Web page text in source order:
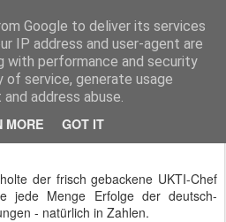
Google to deliver its services
IP address and user-agent are
with performance and security
service, generate usage
address abuse.
MORE GOT IT
GmbH Presseberichte zu Bundespolitik, Diplomatie, Sicherheitspolitik, Wirtschaft, Fahrzeugtechnik und IT - Pressedienst, Fachartikel, Bildredaktion, O-Ton-Videos
"Stolz auf diese Zahlen"
der frisch gebackene UKTI-Chef
jede Menge Erfolge der deutsch-
- natürlich in Zahlen.